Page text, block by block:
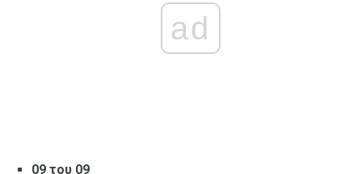
ad
09 του 09